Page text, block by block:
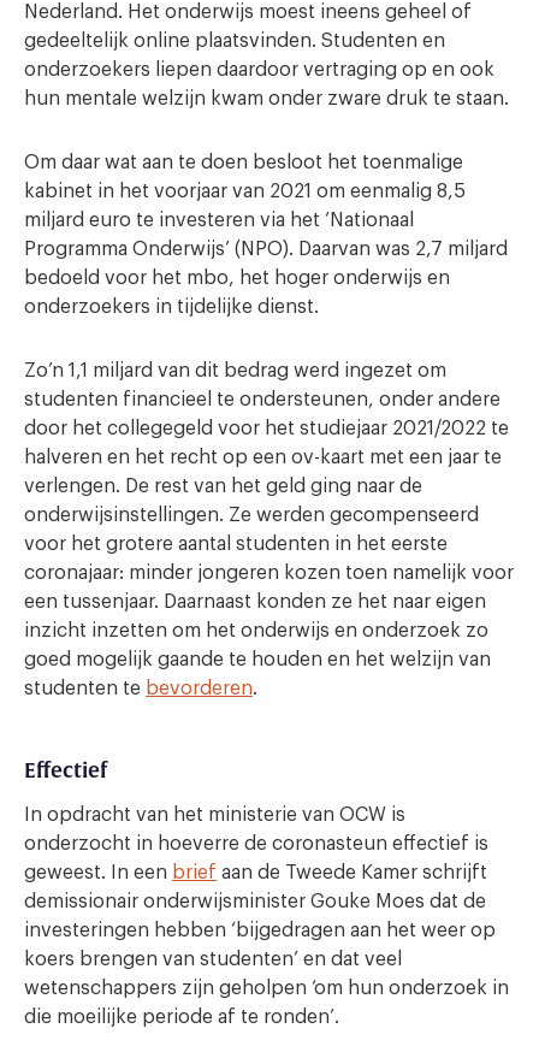
Nederland. Het onderwijs moest ineens geheel of
gedeeltelijk online plaatsvinden. Studenten en
onderzoekers liepen daardoor vertraging op en ook
hun mentale welzijn kwam onder zware druk te staan.
Om daar wat aan te doen besloot het toenmalige
kabinet in het voorjaar van 2021 om eenmalig 8,5
miljard euro te investeren via het ‘Nationaal
Programma Onderwijs’ (NPO). Daarvan was 2,7 miljard
bedoeld voor het mbo, het hoger onderwijs en
onderzoekers in tijdelijke dienst.
Zo’n 1,1 miljard van dit bedrag werd ingezet om
studenten financieel te ondersteunen, onder andere
door het collegegeld voor het studiejaar 2021/2022 te
halveren en het recht op een ov-kaart met een jaar te
verlengen. De rest van het geld ging naar de
onderwijsinstellingen. Ze werden gecompenseerd
voor het grotere aantal studenten in het eerste
coronajaar: minder jongeren kozen toen namelijk voor
een tussenjaar. Daarnaast konden ze het naar eigen
inzicht inzetten om het onderwijs en onderzoek zo
goed mogelijk gaande te houden en het welzijn van
studenten te bevorderen.
Effectief
In opdracht van het ministerie van OCW is
onderzocht in hoeverre de coronasteun effectief is
geweest. In een brief aan de Tweede Kamer schrijft
demissionair onderwijsminister Gouke Moes dat de
investeringen hebben ‘bijgedragen aan het weer op
koers brengen van studenten’ en dat veel
wetenschappers zijn geholpen ‘om hun onderzoek in
die moeilijke periode af te ronden’.